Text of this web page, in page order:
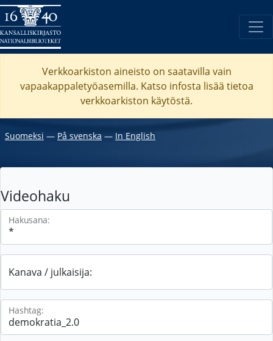
Verkkoarkiston aineisto on saatavilla vain
vapaakappaletyöasemilla. Katso infosta lisää tietoa
verkkoarkiston käytöstä.
Suomeksi ― På svenska ― In English
Videohaku
Hakusana:
Kanava / julkaisija:
Hashtag: